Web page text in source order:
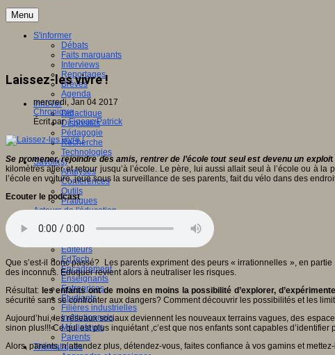
Menu
S'informer
Débats
Faits marquants
Interviews
Reportages
Brèves
Agenda
Innover
Didactique
Dispositifs
Pédagogie
Recherche
Technologies
Savoir(s)
Analyses
Conférences
Outils
Pratiques
Acteurs de l'éducation
Chercheurs
Editeurs
EdTech
Encadrement
Enseignants
Entreprises
Etudiants
Filières industrielles
Institutionnels
Médiateurs
Parents
Thématiques
Laissez-les vivre !
mercredi, Jan 04 2017
Chronique
Écrit parFigeac Patrick
Se promener, rejoindre des amis, rentrer de l’école tout seul est devenu un exploit
kilomètres aller et retour jusqu’à l’école. Le père, lui aussi allait seul à l’école ou à
l’école en voiture, joue sous la surveillance de ses parents, fait du vélo dans des
Ecouter le podcast
Que s’est-il donc passé? Les parents expriment des peurs « irrationnelles », en
des inconnus. Eduquer revient alors à neutraliser les risques.
Résultat: les enfants ont de moins en moins la possibilité d’explorer,
sécurité sans se confronter aux dangers? Comment découvrir les possibilités et les
Aujourd’hui, les réseaux sociaux deviennent les nouveaux terrains vagues, des
sinon plus!!! Ce qui est plus inquiétant ,c’est que nos enfants sont capables
Alors, parents, n’attendez plus, détendez-vous, faites confiance à vos gamins et